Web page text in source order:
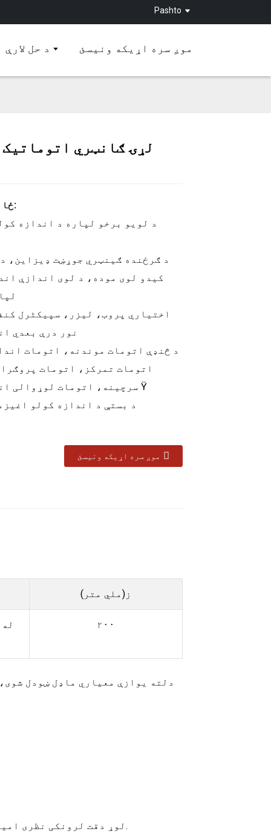
Pashto
د حل لارې موږ سره اړیکه ونیسئ
Loading...
Loading...
ځانګړتیاوې:
کیدو لوی موده، د لوی اندازې
نور درې بعدي
اتومات تمرکز، اتومات
سرچینه، اتومات لوړوالی اندازه کول Ÿ
• د بستې د اندازه کولو
موږ سره اړیکه ونیسئ
ز(ملي متر)
۲۰۰
دلته یوازې معیاري ماډل ښودل
• لوړ دقت لرونکی نظری امیجنگ، د محصول اندازه کولو موقعیت په 1 ثانیه کې ونیسئ.